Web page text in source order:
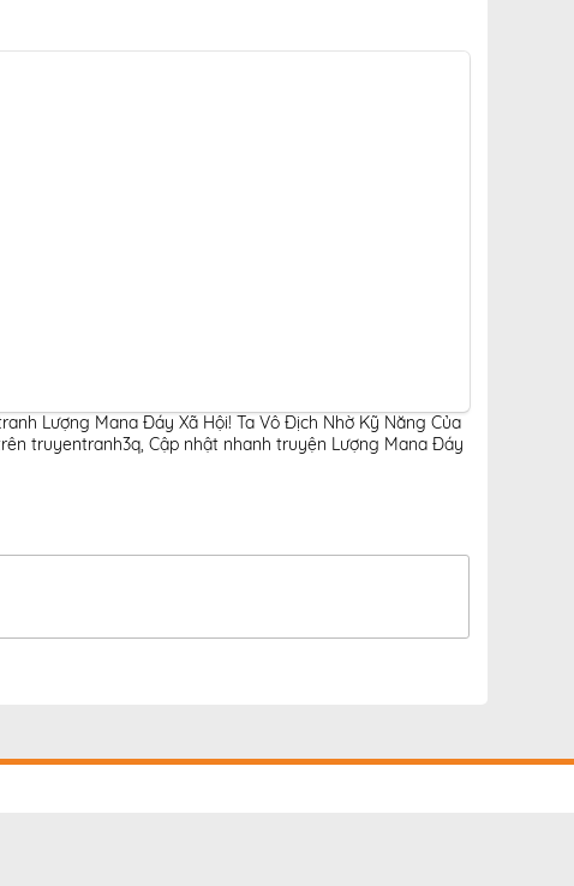
Lượng Mana Đáy Xã Hội! Ta Vô Địch Nhờ Kỹ Năng Của
truyentranh3q, Cập nhật nhanh truyện Lượng Mana Đáy